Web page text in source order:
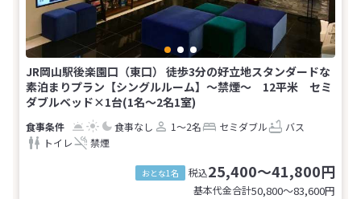
JR岡山駅後楽園口（東口） 徒歩3分の好立地スタンダードな
素泊まりプラン【シングルルーム】～禁煙～ 12平米 セミ
ダブルベッド×1台(1名～2名1室)
食事なし 1～2名 セミダブル
バス
トイレ
禁煙
おとな1名 税込25,400～41,800円
基本代金合計50,800〜83,600円